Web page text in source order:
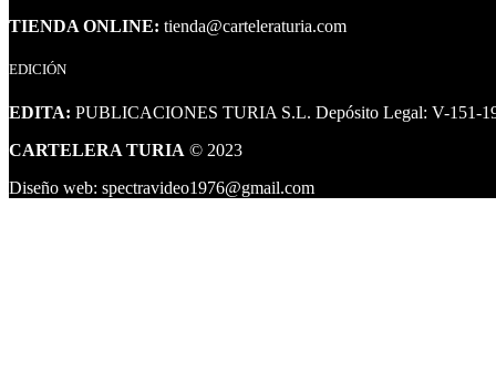
TIENDA ONLINE: tienda@carteleraturia.com
EDICIÓN
EDITA: PUBLICACIONES TURIA S.L. Depósito Legal: V-151-
CARTELERA TURIA © 2023
Diseño web: spectravideo1976@gmail.com